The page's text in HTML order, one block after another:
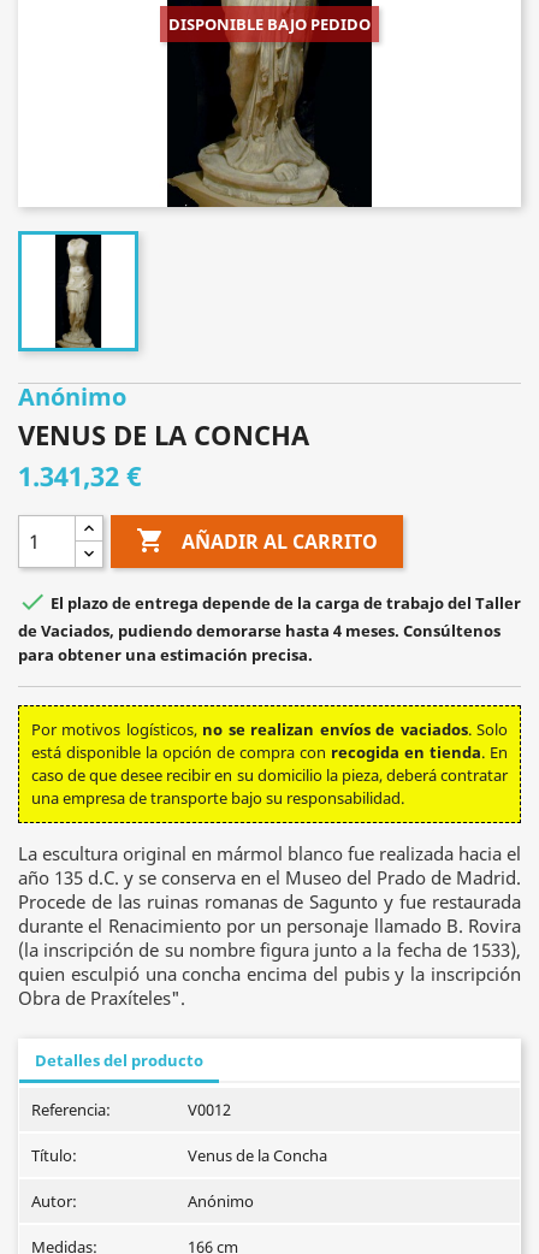
DISPONIBLE BAJO PEDIDO
Anónimo
VENUS DE LA CONCHA
1.341,32 €
 AÑADIR AL CARRITO
 El plazo de entrega depende de la carga de trabajo del Taller
de Vaciados, pudiendo demorarse hasta 4 meses. Consúltenos
para obtener una estimación precisa.
Por motivos logísticos, no se realizan envíos de vaciados. Solo
está disponible la opción de compra con recogida en tienda. En
caso de que desee recibir en su domicilio la pieza, deberá contratar
una empresa de transporte bajo su responsabilidad.
La escultura original en mármol blanco fue realizada hacia el
año 135 d.C. y se conserva en el Museo del Prado de Madrid.
Procede de las ruinas romanas de Sagunto y fue restaurada
durante el Renacimiento por un personaje llamado B. Rovira
(la inscripción de su nombre figura junto a la fecha de 1533),
quien esculpió una concha encima del pubis y la inscripción
Obra de Praxíteles".
Detalles del producto
Referencia: V0012
Título: Venus de la Concha
Autor: Anónimo
Medidas: 166 cm